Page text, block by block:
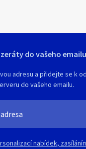
do vašeho
adresu a přidejte se k
do vašeho emailu.
nabídek,